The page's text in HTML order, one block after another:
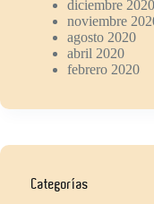
diciembre 2020
noviembre
agosto 2020
abril 2020
febrero 2020
Categorías